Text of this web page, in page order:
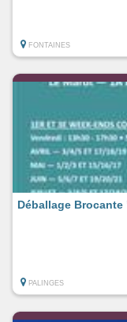
FONTAINES
Déballage
PALINGES